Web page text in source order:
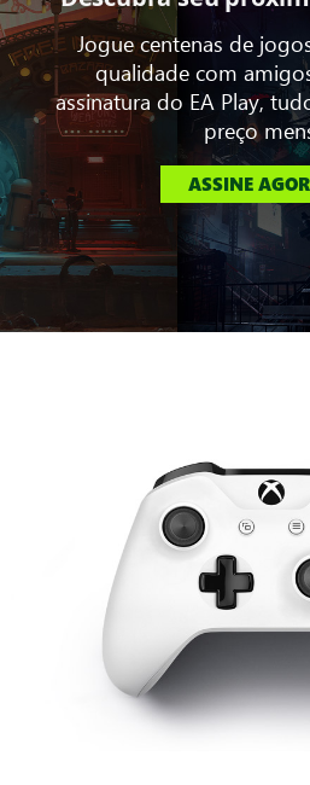
Jogue centenas de
qualidade com
assinatura do EA Play,
preço
ASSINE